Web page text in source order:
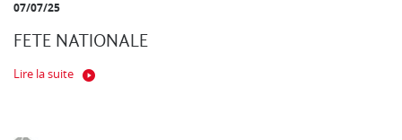
07/07/25
FETE NATIONALE
Lire la suite